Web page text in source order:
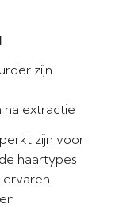
zijn
na extractie
zijn voor
haartypes
ervaren